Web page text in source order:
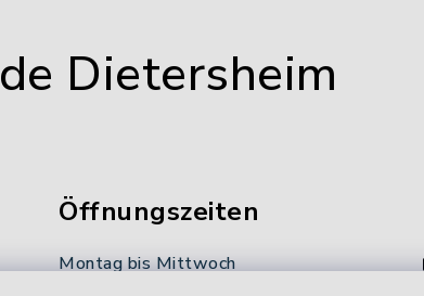
Dietersheim
Öffnungszeiten
Montag bis Mittwoch